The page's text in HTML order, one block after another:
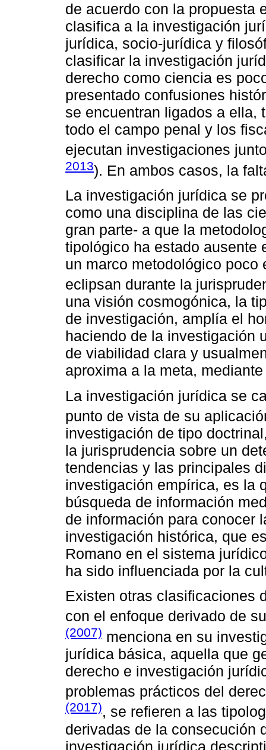
de acuerdo con la propuesta
clasifica a la investigación
jurídica, socio-jurídica y
clasificar la investigación
derecho como ciencia es
presentado confusiones
se encuentran ligados a ella,
todo el campo penal y los
ejecutan investigaciones
2013). En ambos casos, la
La investigación jurídica se
como una disciplina de las
gran parte- a que la
tipológico ha estado ausente
un marco metodológico
eclipsan durante la
una visión cosmogónica, la
de investigación, amplía el
haciendo de la investigación
de viabilidad clara y
aproxima a la meta,
La investigación jurídica se
punto de vista de su
investigación de tipo
la jurisprudencia sobre un
tendencias y las principales
investigación empírica, es la
búsqueda de información
de información para conocer
investigación histórica, que
Romano en el sistema
ha sido influenciada por la
Existen otras clasificaciones
con el enfoque derivado de
(2007) menciona en su
jurídica básica, aquella que
derecho e investigación
problemas prácticos del
(2017), se refieren a las
derivadas de la consecución
investigación jurídica